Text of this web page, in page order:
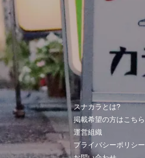
スナカラとは?
掲載希望の方はこちら
運営組織
プライバシーポリシー